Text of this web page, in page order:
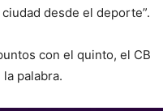
desde el deporte”.
con el quinto, el CB
palabra.